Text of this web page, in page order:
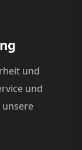
und
und